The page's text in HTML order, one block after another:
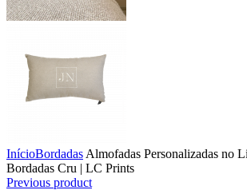
InícioBordadas Almofadas Personalizadas no
Bordadas Cru | LC Prints
Previous product